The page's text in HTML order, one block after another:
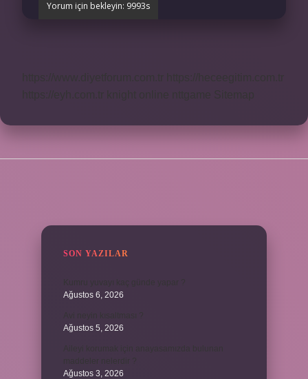
SON YAZILAR
Ağustos 6, 2026
Ağustos 5, 2026
Ağustos 3, 2026